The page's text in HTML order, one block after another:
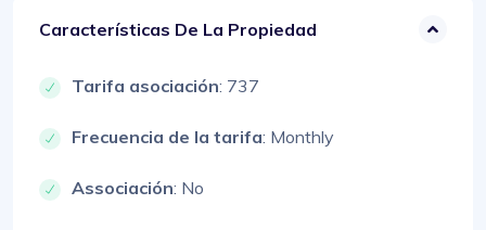
Características De La Propiedad
Tarifa asociación: 737
Frecuencia de la tarifa: Monthly
Associación: No